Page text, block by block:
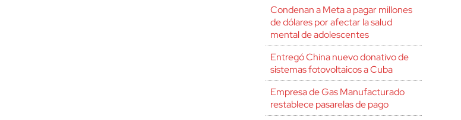
Condenan a Meta a pagar millones
de dólares por afectar la salud
mental de adolescentes
Entregó China nuevo donativo de
sistemas fotovoltaicos a Cuba
Empresa de Gas Manufacturado
restablece pasarelas de pago